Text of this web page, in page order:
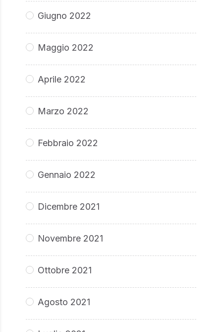
Giugno 2022
Maggio 2022
Aprile 2022
Marzo 2022
Febbraio 2022
Gennaio 2022
Dicembre 2021
Novembre 2021
Ottobre 2021
Agosto 2021